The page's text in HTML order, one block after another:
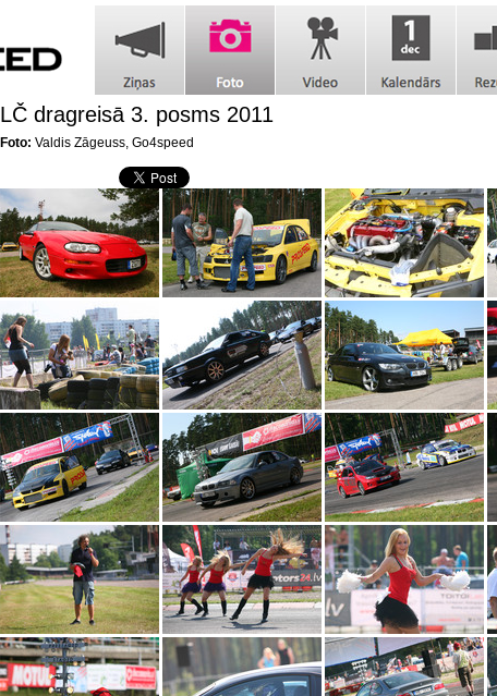
LČ dragreisā 3. posms 2011
Foto: Valdis Zāgeuss, Go4speed